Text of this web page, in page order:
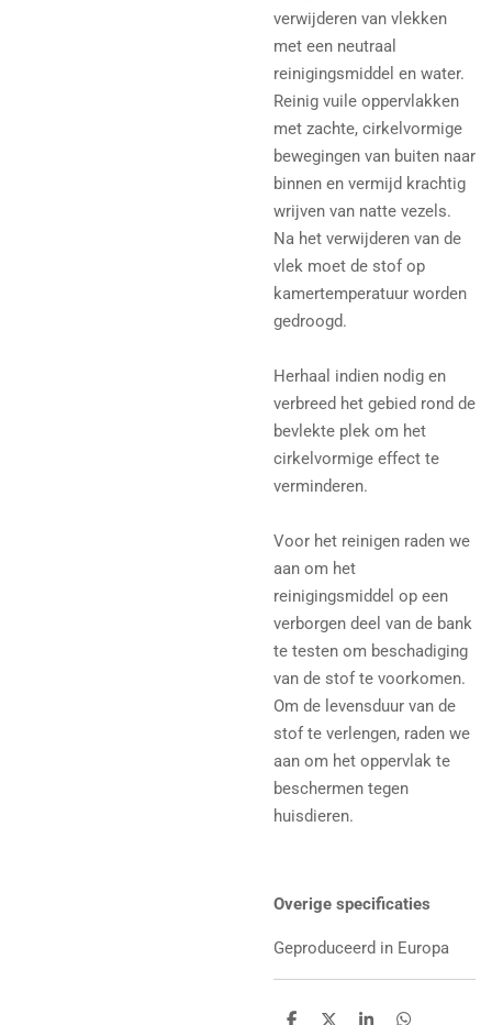
verwijderen van vlekken
met een neutraal
reinigingsmiddel en water.
Reinig vuile oppervlakken
met zachte, cirkelvormige
bewegingen van buiten naar
binnen en vermijd krachtig
wrijven van natte vezels.
Na het verwijderen van de
vlek moet de stof op
kamertemperatuur worden
gedroogd.
Herhaal indien nodig en
verbreed het gebied rond de
bevlekte plek om het
cirkelvormige effect te
verminderen.
Voor het reinigen raden we
aan om het
reinigingsmiddel op een
verborgen deel van de bank
te testen om beschadiging
van de stof te voorkomen.
Om de levensduur van de
stof te verlengen, raden we
aan om het oppervlak te
beschermen tegen
huisdieren.
Overige specificaties
Geproduceerd in Europa